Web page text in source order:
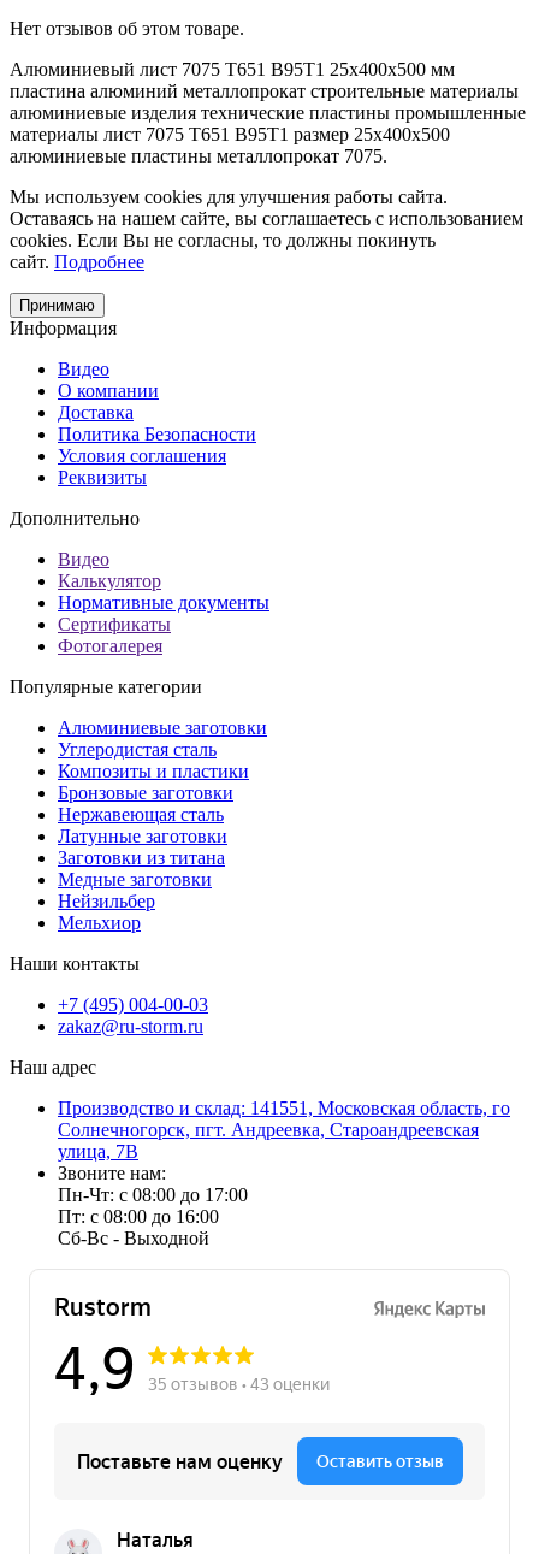
Нет отзывов об этом товаре.
Алюминиевый лист 7075 Т651 В95Т1 25х400х500 мм
пластина алюминий металлопрокат строительные материалы
алюминиевые изделия технические пластины промышленные
материалы лист 7075 Т651 В95Т1 размер 25х400х500
алюминиевые пластины металлопрокат 7075.
Мы используем cookies для улучшения работы сайта.
Оставаясь на нашем сайте, вы соглашаетесь с использованием
cookies. Если Вы не согласны, то должны покинуть
сайт. Подробнее
Принимаю
Информация
Видео
О компании
Доставка
Политика Безопасности
Условия соглашения
Реквизиты
Дополнительно
Видео
Калькулятор
Нормативные документы
Сертификаты
Фотогалерея
Популярные категории
Алюминиевые заготовки
Углеродистая сталь
Композиты и пластики
Бронзовые заготовки
Нержавеющая сталь
Латунные заготовки
Заготовки из титана
Медные заготовки
Нейзильбер
Мельхиор
Наши контакты
+7 (495) 004-00-03
zakaz@ru-storm.ru
Наш адрес
Производство и склад: 141551, Московская область, го
Солнечногорск, пгт. Андреевка, Староандреевская
улица, 7В
Звоните нам:
Пн-Чт: с 08:00 до 17:00
Пт: с 08:00 до 16:00
Сб-Вс - Выходной